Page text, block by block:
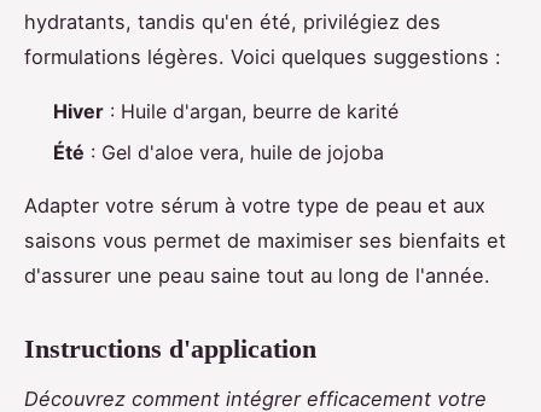
hydratants, tandis qu'en été, privilégiez des
formulations légères. Voici quelques suggestions :
Hiver : Huile d'argan, beurre de karité
Été : Gel d'aloe vera, huile de jojoba
Adapter votre sérum à votre type de peau et aux
saisons vous permet de maximiser ses bienfaits et
d'assurer une peau saine tout au long de l'année.
Instructions d'application
Découvrez comment intégrer efficacement votre